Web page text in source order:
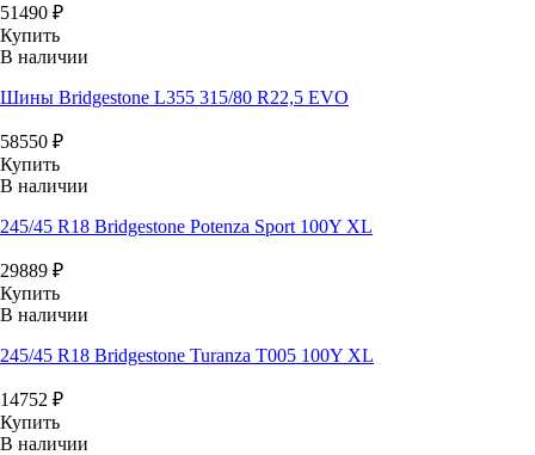
51490 ₽
Купить
В наличии
Шины Bridgestone L355 315/80 R22,5 EVO
58550 ₽
Купить
В наличии
245/45 R18 Bridgestone Potenza Sport 100Y XL
29889 ₽
Купить
В наличии
245/45 R18 Bridgestone Turanza T005 100Y XL
14752 ₽
Купить
В наличии